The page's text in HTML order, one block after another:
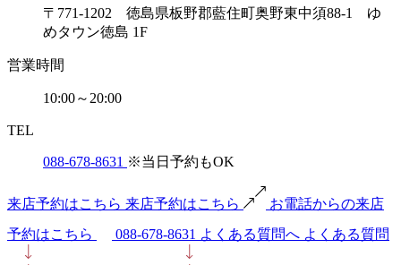
〒771-1202 徳島県板野郡藍住町奥野東中須88-1 ゆ
めタウン徳島 1F
営業時間
10:00～20:00
TEL
088-678-8631 ※当日予約もOK
来店予約はこちら 来店予約はこちら
お電話からの来店
予約はこちら
088-678-8631 よくある質問へ よくある質問